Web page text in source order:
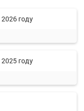
году
году